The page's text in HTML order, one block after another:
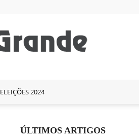
ELEIÇÕES 2024
ÚLTIMOS ARTIGOS